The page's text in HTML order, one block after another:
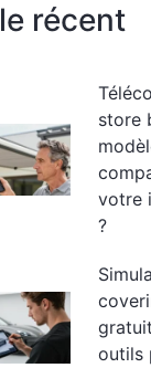
récent
store
votre
?
outils